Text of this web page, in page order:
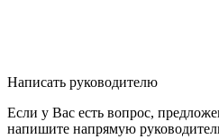
Написать руководителю
Если у Вас есть вопрос,
напишите напрямую